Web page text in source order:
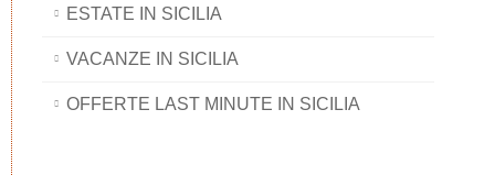
ESTATE IN SICILIA
VACANZE IN SICILIA
OFFERTE LAST MINUTE IN SICILIA